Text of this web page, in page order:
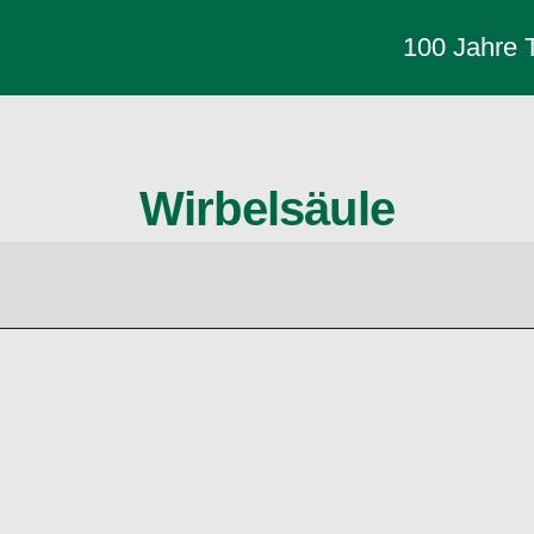
100 Jahre
Wirbelsäule